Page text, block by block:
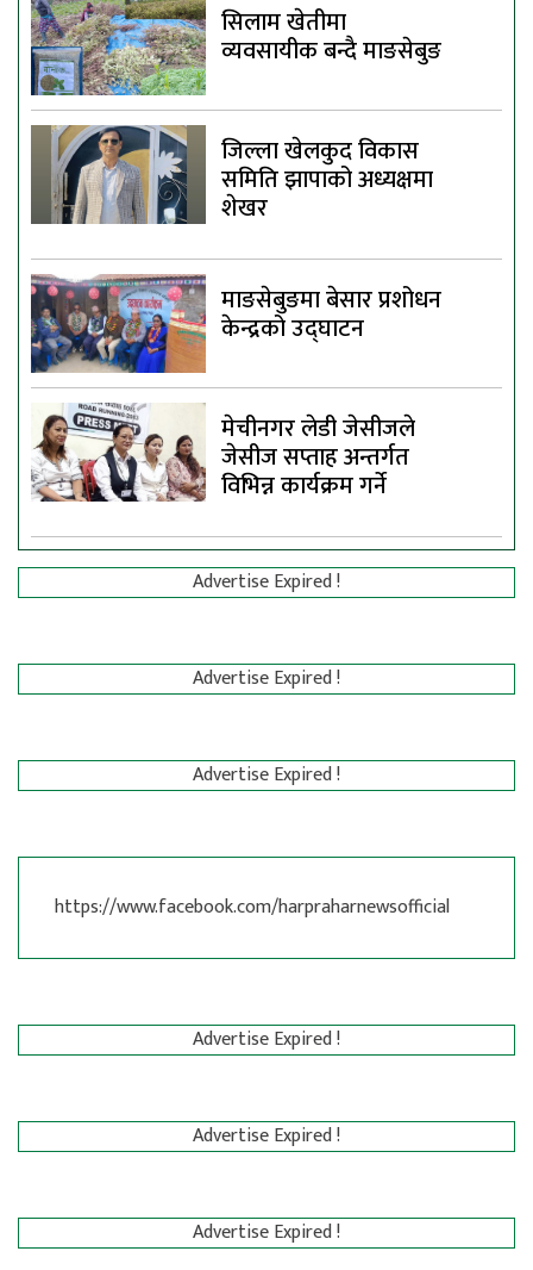
सिलाम खेतीमा
व्यवसायीक बन्दै माङसेबुङ
जिल्ला खेलकुद विकास
समिति झापाको अध्यक्षमा
शेखर
माङसेबुङमा बेसार प्रशोधन
केन्द्रको उद्घाटन
मेचीनगर लेडी जेसीजले
जेसीज सप्ताह अन्तर्गत
विभिन्न कार्यक्रम गर्ने
Advertise Expired !
Advertise Expired !
Advertise Expired !
https://www.facebook.com/harpraharnewsofficial
Advertise Expired !
Advertise Expired !
Advertise Expired !